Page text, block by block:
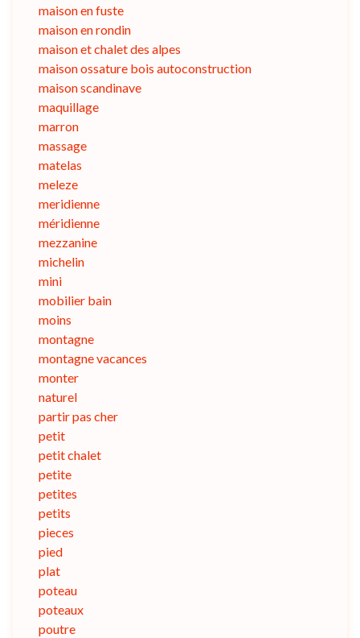
maison en fuste
maison en rondin
maison et chalet des alpes
maison ossature bois autoconstruction
maison scandinave
maquillage
marron
massage
matelas
meleze
meridienne
méridienne
mezzanine
michelin
mini
mobilier bain
moins
montagne
montagne vacances
monter
naturel
partir pas cher
petit
petit chalet
petite
petites
petits
pieces
pied
plat
poteau
poteaux
poutre